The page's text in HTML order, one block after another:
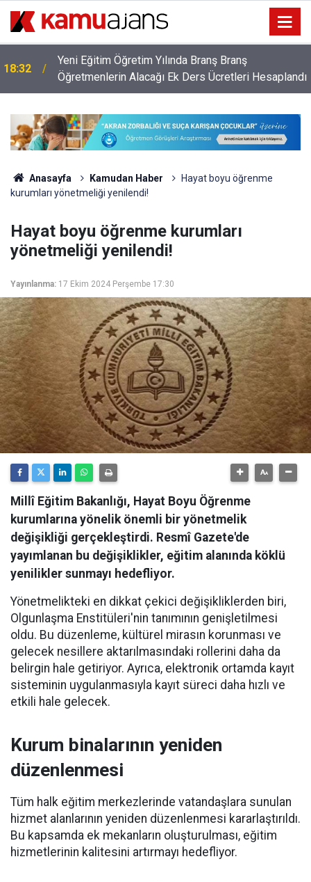
18:32
Yeni Eğitim Öğretim Yılında Branş Branş
Öğretmenlerin Alacağı Ek Ders Ücretleri Hesaplandı
Anasayfa Kamudan Haber
Hayat boyu öğrenme
kurumları yönetmeliği yenilendi!
Hayat boyu öğrenme kurumları
yönetmeliği yenilendi!
Yayınlanma: 17 Ekim 2024 Perşembe 17:30
Millî Eğitim Bakanlığı, Hayat Boyu Öğrenme
kurumlarına yönelik önemli bir yönetmelik
değişikliği gerçekleştirdi. Resmî Gazete'de
yayımlanan bu değişiklikler, eğitim alanında köklü
yenilikler sunmayı hedefliyor.
Yönetmelikteki en dikkat çekici değişikliklerden biri,
Olgunlaşma Enstitüleri'nin tanımının genişletilmesi
oldu. Bu düzenleme, kültürel mirasın korunması ve
gelecek nesillere aktarılmasındaki rollerini daha da
belirgin hale getiriyor. Ayrıca, elektronik ortamda kayıt
sisteminin uygulanmasıyla kayıt süreci daha hızlı ve
etkili hale gelecek.
Kurum binalarının yeniden
düzenlenmesi
Tüm halk eğitim merkezlerinde vatandaşlara sunulan
hizmet alanlarının yeniden düzenlenmesi kararlaştırıldı.
Bu kapsamda ek mekanların oluşturulması, eğitim
hizmetlerinin kalitesini artırmayı hedefliyor.